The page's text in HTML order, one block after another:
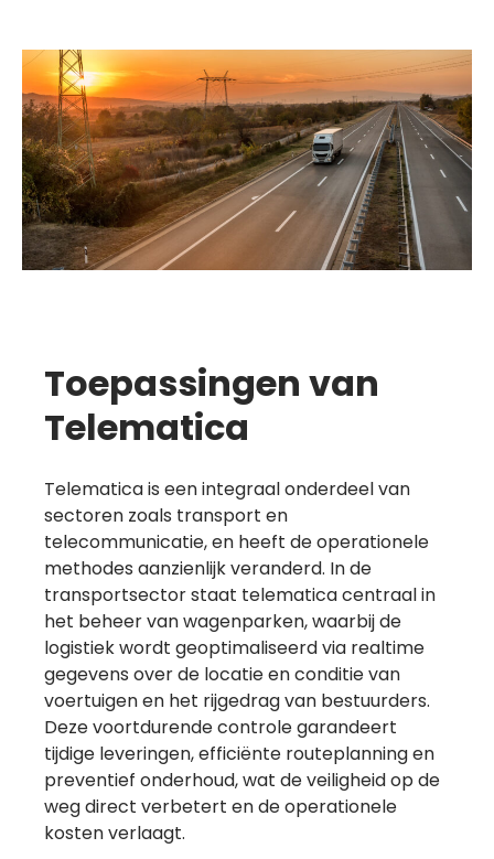
Toepassingen van
Telematica
Telematica is een integraal onderdeel van
sectoren zoals transport en
telecommunicatie, en heeft de operationele
methodes aanzienlijk veranderd. In de
transportsector staat telematica centraal in
het beheer van wagenparken, waarbij de
logistiek wordt geoptimaliseerd via realtime
gegevens over de locatie en conditie van
voertuigen en het rijgedrag van bestuurders.
Deze voortdurende controle garandeert
tijdige leveringen, efficiënte routeplanning en
preventief onderhoud, wat de veiligheid op de
weg direct verbetert en de operationele
kosten verlaagt.